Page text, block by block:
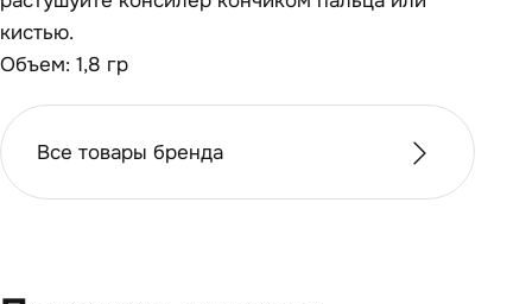
кистью.
Объем: 1,8 гр
Все товары бренда